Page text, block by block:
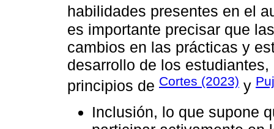
habilidades presentes en el
es importante precisar que
cambios en las prácticas y
desarrollo de los
principios de Cortes (2023) y
Inclusión, lo que supone